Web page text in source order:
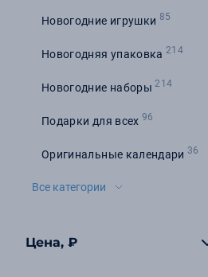
Новогодние игрушки 85
Новогодняя упаковка 214
Новогодние наборы214
Подарки для всех 96
Оригинальные календари 36
Все категории
Цена, ₽